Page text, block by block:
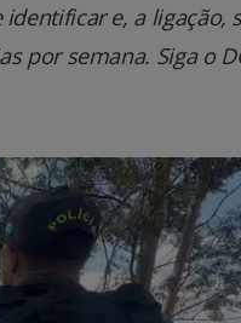
e, a ligação,
por semana. Siga o